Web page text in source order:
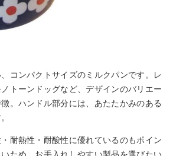
コンパクトサイズのミルクパンです。レ
トーンドッグなど、デザインのバリエー
。ハンドル部分には、あたたかみのある
耐熱性・耐酸性に優れているのもポイン
ため、お手入れしやすい製品を選びたい